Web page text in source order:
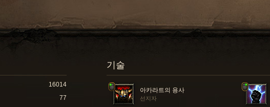
기술
아카라트의 용사
선지자
16014
77